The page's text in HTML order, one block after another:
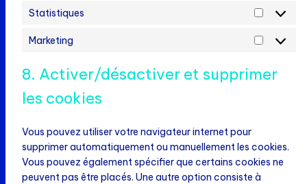
Statistiques
Marketing
8. Activer/désactiver et supprimer
les cookies
Vous pouvez utiliser votre navigateur internet pour
supprimer automatiquement ou manuellement les cookies.
Vous pouvez également spécifier que certains cookies ne
peuvent pas être placés. Une autre option consiste à